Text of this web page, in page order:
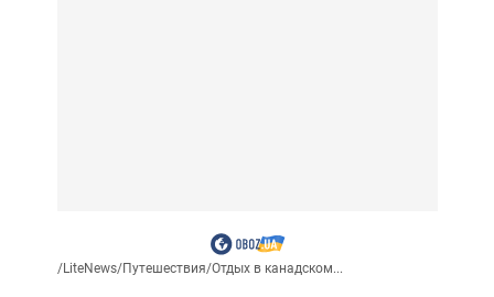
/LiteNews/Путешествия/Отдых в канадском...